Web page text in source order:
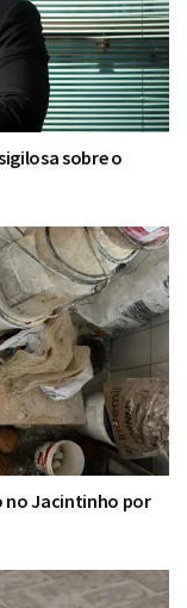
sobre o
no Jacintinho por